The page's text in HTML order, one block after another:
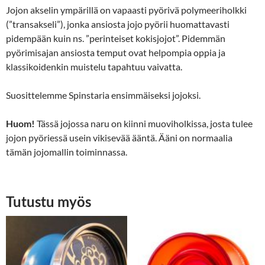
Jojon akselin ympärillä on vapaasti pyörivä polymeeriholkki
(”transakseli”), jonka ansiosta jojo pyörii huomattavasti
pidempään kuin ns. ”perinteiset kokisjojot”. Pidemmän
pyörimisajan ansiosta temput ovat helpompia oppia ja
klassikoidenkin muistelu tapahtuu vaivatta.
Suosittelemme Spinstaria ensimmäiseksi jojoksi.
Huom! Tässä jojossa naru on kiinni muoviholkissa, josta tulee
jojon pyöriessä usein vikisevää ääntä. Ääni on normaalia
tämän jojomallin toiminnassa.
Tutustu myös